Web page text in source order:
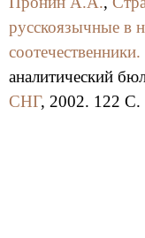
русскоязычные в
соотечественники.
аналитический
СНГ, 2002. 122 C.